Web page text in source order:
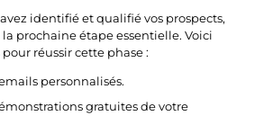
identifié et qualifié vos prospects,
la prochaine étape essentielle. Voici
réussir cette phase :
personnalisés.
gratuites de votre